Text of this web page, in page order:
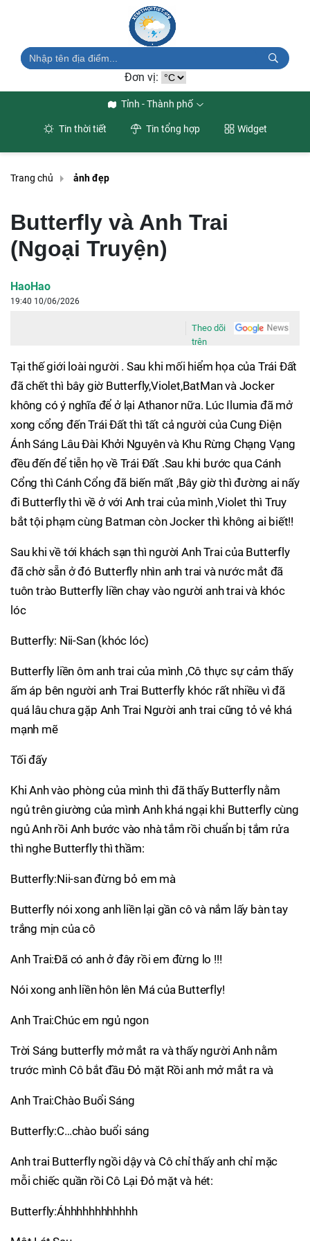
Đơn vị:
Tỉnh - Thành phố
Tin thời tiết Tin tổng hợp Widget
Trang chủ ảnh đẹp
Butterfly và Anh Trai
(Ngoại Truyện)
HaoHao
19:40 10/06/2026
Theo dõi
trên
Tại thế giới loài người . Sau khi mối hiểm họa của Trái Đất
đã chết thì bây giờ Butterfly,Violet,BatMan và Jocker
không có ý nghĩa để ở lại Athanor nữa. Lúc Ilumia đã mở
xong cổng đến Trái Đất thì tất cả người của Cung Điện
Ánh Sáng Lâu Đài Khởi Nguyên và Khu Rừng Chạng Vạng
đều đến để tiễn họ về Trái Đất .Sau khi bước qua Cánh
Cổng thì Cánh Cổng đã biến mất ,Bây giờ thì đường ai nấy
đi Butterfly thì về ở với Anh trai của mình ,Violet thì Truy
bắt tội phạm cùng Batman còn Jocker thì không ai biết!!
Sau khi về tới khách sạn thì người Anh Trai của Butterfly
đã chờ sẵn ở đó Butterfly nhìn anh trai và nước mắt đã
tuôn trào Butterfly liền chay vào người anh trai và khóc
lóc
Butterfly: Nii-San (khóc lóc)
Butterfly liền ôm anh trai của mình ,Cô thực sự cảm thấy
ấm áp bên người anh Trai Butterfly khóc rất nhiều vì đã
quá lâu chưa gặp Anh Trai Người anh trai cũng tỏ vẻ khá
mạnh mẽ
Tối đấy
Khi Anh vào phòng của mình thì đã thấy Butterfly nằm
ngủ trên giường của mình Anh khá ngại khi Butterfly cùng
ngủ Anh rồi Anh bước vào nhà tắm rồi chuẩn bị tắm rửa
thì nghe Butterfly thì thầm:
Butterfly:Nii-san đừng bỏ em mà
Butterfly nói xong anh liền lại gần cô và nắm lấy bàn tay
trắng mịn của cô
Anh Trai:Đã có anh ở đây rồi em đừng lo !!!
Nói xong anh liền hôn lên Má của Butterfly!
Anh Trai:Chúc em ngủ ngon
Trời Sáng butterfly mở mắt ra và thấy người Anh nằm
trước mình Cô bắt đầu Đỏ mặt Rồi anh mở mắt ra và
Anh Trai:Chào Buổi Sáng
Butterfly:C…chào buổi sáng
Anh trai Butterfly ngồi dậy và Cô chỉ thấy anh chỉ mặc
mỗi chiếc quần rồi Cô Lại Đỏ mặt và hét:
Butterfly:Áhhhhhhhhhhhh